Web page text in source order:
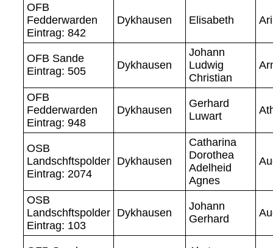
OFB
Fedderwarden
Eintrag: 842
Dykhausen Elisabeth
OFB Sande
Eintrag: 505
Dykhausen
Johann
Ludwig
Christian
OFB
Fedderwarden
Eintrag: 948
Dykhausen
Gerhard
Luwart
OSB
Landschftspolder
Eintrag: 2074
Dykhausen
Catharina
Dorothea
Adelheid
Agnes
OSB
Landschftspolder
Eintrag: 103
Dykhausen
Johann
Gerhard